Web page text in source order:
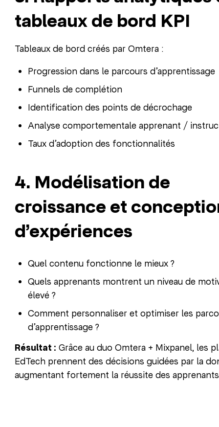
tableaux de bord KPI
Tableaux de bord créés par Omtera :
Progression dans le parcours d’apprentissage
Funnels de complétion
Identification des points de décrochage
Analyse comportementale apprenant /
Taux d’adoption des fonctionnalités
4. Modélisation de
croissance et
d’expériences
Quel contenu fonctionne le mieux ?
Quels apprenants montrent un niveau de
élevé ?
Comment personnaliser et optimiser les
d’apprentissage ?
Résultat : Grâce au duo Omtera + Mixpanel, les
EdTech prennent des décisions guidées par la
augmentant fortement la réussite des